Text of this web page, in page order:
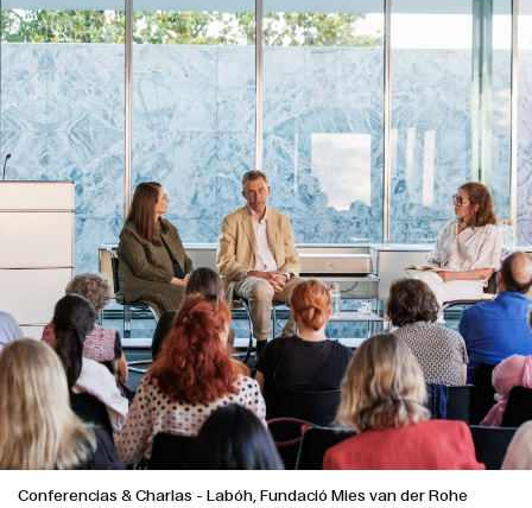
Conferencias & Charlas - Labóh, Fundació Mies van der Rohe